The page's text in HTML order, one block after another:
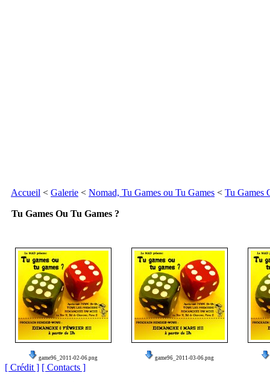
Accueil < Galerie < Nomad, Tu Games ou Tu Games < Tu Games
Tu Games Ou Tu Games ?
game96_2011-02-06.png game96_2011-03-06.png
[ Crédit ] [ Contacts ]